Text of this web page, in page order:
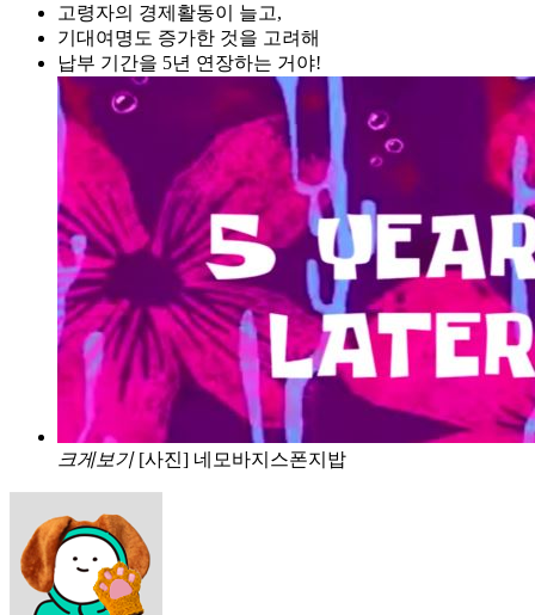
고령자의 경제활동이 늘고,
기대여명도 증가한 것을 고려해
납부 기간을 5년 연장하는 거야!
크게보기 [사진] 네모바지스폰지밥